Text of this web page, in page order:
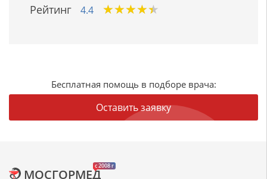
Рейтинг
4.4 ★★★★★
★★★★★
Бесплатная помощь в подборе врача:
Оставить заявку
c 2008 г
МОСГОРМЕД